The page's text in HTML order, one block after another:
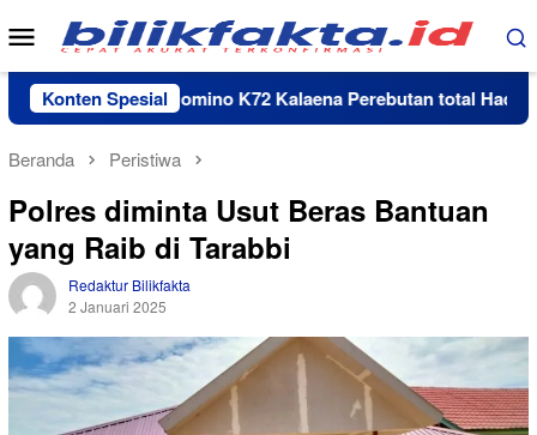
Loncat
ke
konten
Menu
Mobile
Konten Spesial
Turnamen Domino K72 Kalaena Perebutan total Hadiah Rp
Beranda Peristiwa
Polres diminta Usut Beras Bantuan
yang Raib di Tarabbi
Redaktur Bilikfakta
2 Januari 2025